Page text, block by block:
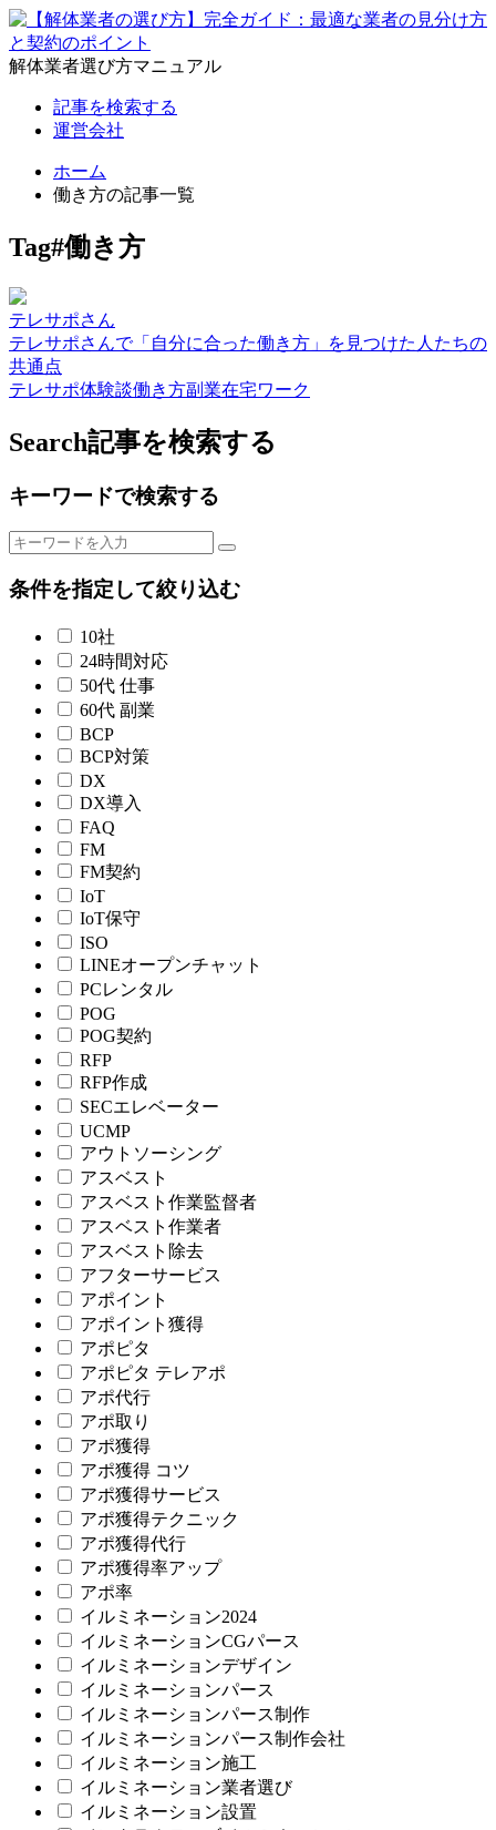
解体業者選び方マニュアル
記事を検索する
運営会社
ホーム
働き方の記事一覧
Tag#働き方
テレサポさん
テレサポさんで「自分に合った働き方」を見つけた人たちの
共通点
テレサポ体験談働き方副業在宅ワーク
Search記事を検索する
キーワードで検索する
条件を指定して絞り込む
10社
24時間対応
50代 仕事
60代 副業
BCP
BCP対策
DX
DX導入
FAQ
FM
FM契約
IoT
IoT保守
ISO
LINEオープンチャット
PCレンタル
POG
POG契約
RFP
RFP作成
SECエレベーター
UCMP
アウトソーシング
アスベスト
アスベスト作業監督者
アスベスト作業者
アスベスト除去
アフターサービス
アポイント
アポイント獲得
アポピタ
アポピタ テレアポ
アポ代行
アポ取り
アポ獲得
アポ獲得 コツ
アポ獲得サービス
アポ獲得テクニック
アポ獲得代行
アポ獲得率アップ
アポ率
イルミネーション2024
イルミネーションCGパース
イルミネーションデザイン
イルミネーションパース
イルミネーションパース制作
イルミネーションパース制作会社
イルミネーション施工
イルミネーション業者選び
イルミネーション設置